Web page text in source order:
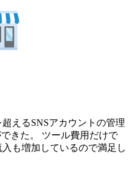
えるSNSアカウントの管理
きた。 ツール費用だけで
も増加しているので満足し